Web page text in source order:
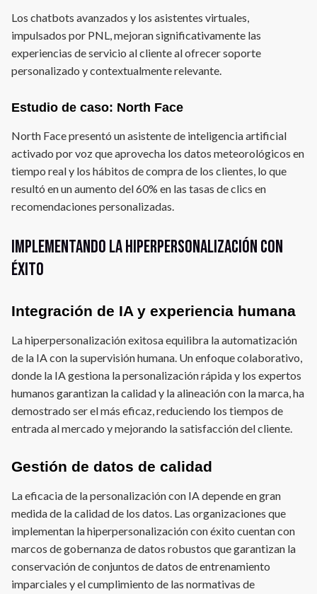
Los chatbots avanzados y los asistentes virtuales,
impulsados por PNL, mejoran significativamente las
experiencias de servicio al cliente al ofrecer soporte
personalizado y contextualmente relevante.
Estudio de caso: North Face
North Face presentó un asistente de inteligencia artificial
activado por voz que aprovecha los datos meteorológicos en
tiempo real y los hábitos de compra de los clientes, lo que
resultó en un aumento del 60% en las tasas de clics en
recomendaciones personalizadas.
Implementando la hiperpersonalización con
éxito
Integración de IA y experiencia humana
La hiperpersonalización exitosa equilibra la automatización
de la IA con la supervisión humana. Un enfoque colaborativo,
donde la IA gestiona la personalización rápida y los expertos
humanos garantizan la calidad y la alineación con la marca, ha
demostrado ser el más eficaz, reduciendo los tiempos de
entrada al mercado y mejorando la satisfacción del cliente.
Gestión de datos de calidad
La eficacia de la personalización con IA depende en gran
medida de la calidad de los datos. Las organizaciones que
implementan la hiperpersonalización con éxito cuentan con
marcos de gobernanza de datos robustos que garantizan la
conservación de conjuntos de datos de entrenamiento
imparciales y el cumplimiento de las normativas de